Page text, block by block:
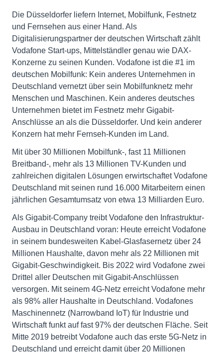
Die Düsseldorfer liefern Internet, Mobilfunk, Festnetz
und Fernsehen aus einer Hand. Als
Digitalisierungspartner der deutschen Wirtschaft zählt
Vodafone Start-ups, Mittelständler genau wie DAX-
Konzerne zu seinen Kunden. Vodafone ist die #1 im
deutschen Mobilfunk: Kein anderes Unternehmen in
Deutschland vernetzt über sein Mobilfunknetz mehr
Menschen und Maschinen. Kein anderes deutsches
Unternehmen bietet im Festnetz mehr Gigabit-
Anschlüsse an als die Düsseldorfer. Und kein anderer
Konzern hat mehr Fernseh-Kunden im Land.
Mit über 30 Millionen Mobilfunk-, fast 11 Millionen
Breitband-, mehr als 13 Millionen TV-Kunden und
zahlreichen digitalen Lösungen erwirtschaftet Vodafone
Deutschland mit seinen rund 16.000 Mitarbeitern einen
jährlichen Gesamtumsatz von etwa 13 Milliarden Euro.
Als Gigabit-Company treibt Vodafone den Infrastruktur-
Ausbau in Deutschland voran: Heute erreicht Vodafone
in seinem bundesweiten Kabel-Glasfasernetz über 24
Millionen Haushalte, davon mehr als 22 Millionen mit
Gigabit-Geschwindigkeit. Bis 2022 wird Vodafone zwei
Drittel aller Deutschen mit Gigabit-Anschlüssen
versorgen. Mit seinem 4G-Netz erreicht Vodafone mehr
als 98% aller Haushalte in Deutschland. Vodafones
Maschinennetz (Narrowband IoT) für Industrie und
Wirtschaft funkt auf fast 97% der deutschen Fläche. Seit
Mitte 2019 betreibt Vodafone auch das erste 5G-Netz in
Deutschland und erreicht damit über 20 Millionen